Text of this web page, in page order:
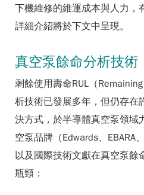
下機維修的維運成本與人力，
詳細介紹將於下文中呈現。
真空泵餘命分析技術
剩餘使用壽命RUL（
析技術已發展多年，但仍存在
決方式，於半導體真空泵領域
空泵品牌（Edwards、EBARA
以及國際技術文獻在真空泵餘
瓶頸：